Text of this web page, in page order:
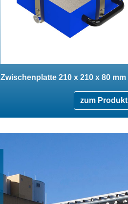
Zwischenplatte 210 x 210 x 80 mm
zum Produkt